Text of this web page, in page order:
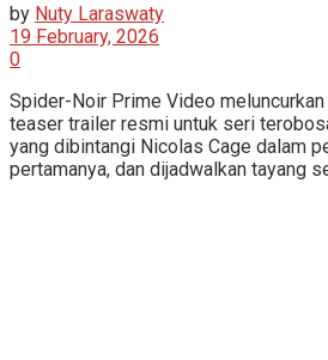
by Nuty Laraswaty
19 February, 2026
0
Spider-Noir Prime Video
teaser trailer resmi untuk seri
yang dibintangi Nicolas Cage dalam
pertamanya, dan dijadwalkan tayang